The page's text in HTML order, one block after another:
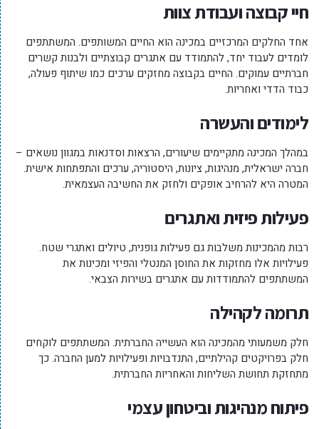
חיי קבוצה ועבודת צוות
אחד החלקים המרכזיים במכינה הוא החיים המשותפים. המשתתפים
לומדים לעבוד יחד, להתמודד עם אתגרים קבוצתיים ולבנות קשרים
חברתיים עמוקים. החיים בקבוצה מחזקים ערכים כמו שיתוף פעולה,
כבוד הדדי ואחריות.
לימודים והעשרה
במהלך המכינה מתקיימים שיעורים, הרצאות וסדנאות במגוון נושאים –
חברה ישראלית, מנהיגות, ציונות, היסטוריה, ערכים והתפתחות אישית.
המטרה היא להרחיב אופקים ולחזק את החשיבה העצמאית.
פעילות פיזית ואתגרים
רבות מהמכינות משלבות גם פעילות גופנית, טיולים ואתגרי שטח.
פעילויות אלו מחזקות את החוסן המנטלי והפיזי ומכינות את
המשתתפים להתמודדות עם אתגרים בשירות הצבאי.
תרומה לקהילה
חלק משמעותי מהמכינה הוא העשייה החברתית. המשתתפים לוקחים
חלק בפרויקטים קהילתיים, התנדבויות ופעילויות למען החברה. כך
מתחזקת תחושת השליחות והאחריות החברתית.
פיתוח מנהיגות וביטחון עצמי